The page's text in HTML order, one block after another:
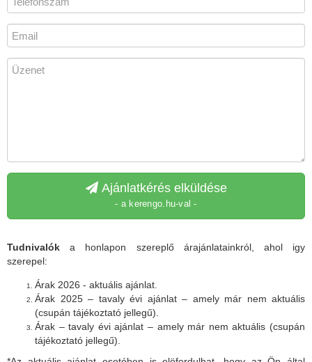
Ajánlatkérés elküldése
- a kerengo.hu-val -
Tudnivalók a honlapon szereplő árajánlatainkról, ahol igy
szerepel:
Árak 2026 - aktuális ajánlat.
Árak 2025 – tavaly évi ajánlat – amely már nem aktuális
(csupán tájékoztató jellegű).
Árak – tavaly évi ajánlat – amely már nem aktuális (csupán
tájékoztató jellegű).